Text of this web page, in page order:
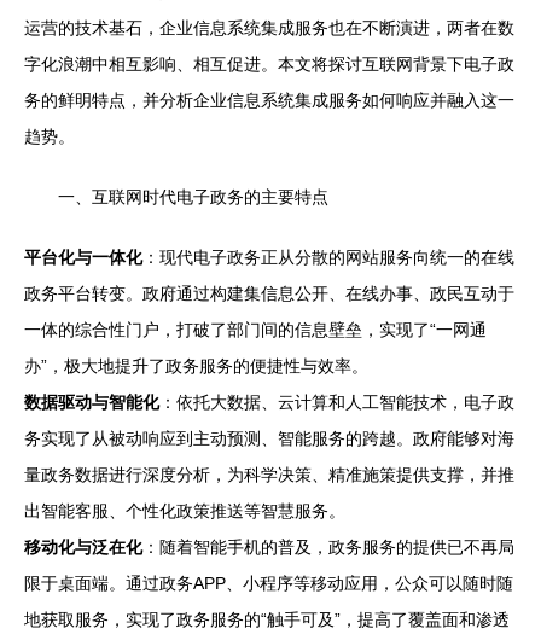
运营的技术基石，企业信息系统集成服务也在不断演进，两者在数
字化浪潮中相互影响、相互促进。本文将探讨互联网背景下电子政
务的鲜明特点，并分析企业信息系统集成服务如何响应并融入这一
趋势。
一、互联网时代电子政务的主要特点
平台化与一体化：现代电子政务正从分散的网站服务向统一的在线
政务平台转变。政府通过构建集信息公开、在线办事、政民互动于
一体的综合性门户，打破了部门间的信息壁垒，实现了“一网通
办”，极大地提升了政务服务的便捷性与效率。
数据驱动与智能化：依托大数据、云计算和人工智能技术，电子政
务实现了从被动响应到主动预测、智能服务的跨越。政府能够对海
量政务数据进行深度分析，为科学决策、精准施策提供支撑，并推
出智能客服、个性化政策推送等智慧服务。
移动化与泛在化：随着智能手机的普及，政务服务的提供已不再局
限于桌面端。通过政务APP、小程序等移动应用，公众可以随时随
地获取服务，实现了政务服务的“触手可及”，提高了覆盖面和渗透